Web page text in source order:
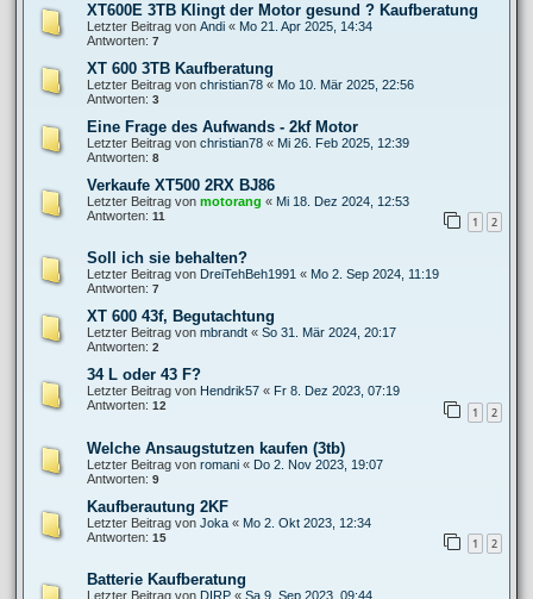
XT600E 3TB Klingt der Motor gesund ? Kaufberatung
Letzter Beitrag von Andi « Mo 21. Apr 2025, 14:34
Antworten: 7
XT 600 3TB Kaufberatung
Letzter Beitrag von christian78 « Mo 10. Mär 2025, 22:56
Antworten: 3
Eine Frage des Aufwands - 2kf Motor
Letzter Beitrag von christian78 « Mi 26. Feb 2025, 12:39
Antworten: 8
Verkaufe XT500 2RX BJ86
Letzter Beitrag von motorang « Mi 18. Dez 2024, 12:53
Antworten: 11 1 2
Soll ich sie behalten?
Letzter Beitrag von DreiTehBeh1991 « Mo 2. Sep 2024, 11:19
Antworten: 7
XT 600 43f, Begutachtung
Letzter Beitrag von mbrandt « So 31. Mär 2024, 20:17
Antworten: 2
34 L oder 43 F?
Letzter Beitrag von Hendrik57 « Fr 8. Dez 2023, 07:19
Antworten: 12 1 2
Welche Ansaugstutzen kaufen (3tb)
Letzter Beitrag von romani « Do 2. Nov 2023, 19:07
Antworten: 9
Kaufberautung 2KF
Letzter Beitrag von Joka « Mo 2. Okt 2023, 12:34
Antworten: 15 1 2
Batterie Kaufberatung
Letzter Beitrag von DIRP « Sa 9. Sep 2023, 09:44